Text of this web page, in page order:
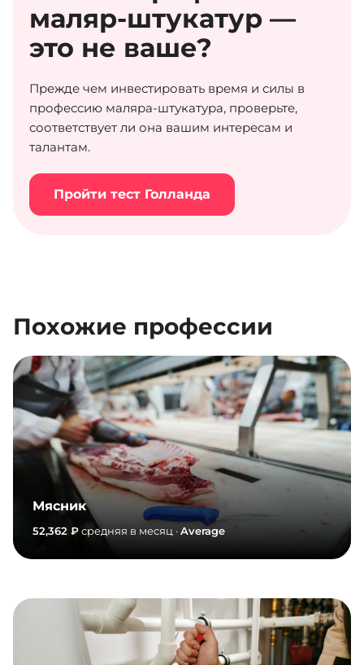
маляр-штукатур —
это не ваше?
Прежде чем инвестировать время и силы в
профессию маляра-штукатура, проверьте,
соответствует ли она вашим интересам и
талантам.
Пройти тест Голланда
Похожие профессии
Мясник
52,362 ₽средняя в месяц ·Average